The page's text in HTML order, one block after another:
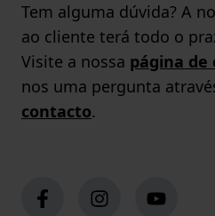
Tem alguma dúvida? A
ao cliente terá todo o
Visite a nossa página de
nos uma pergunta
contacto.